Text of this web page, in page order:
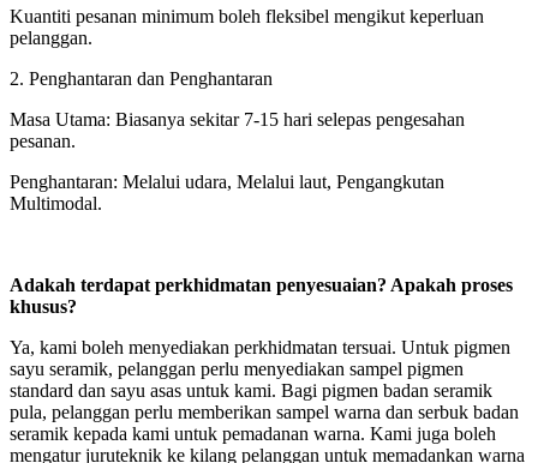
Kuantiti pesanan minimum boleh fleksibel mengikut keperluan
pelanggan.
2. Penghantaran dan Penghantaran
Masa Utama: Biasanya sekitar 7-15 hari selepas pengesahan
pesanan.
Penghantaran: Melalui udara, Melalui laut, Pengangkutan
Multimodal.
Adakah terdapat perkhidmatan penyesuaian? Apakah proses
khusus?
Ya, kami boleh menyediakan perkhidmatan tersuai. Untuk pigmen
sayu seramik, pelanggan perlu menyediakan sampel pigmen
standard dan sayu asas untuk kami. Bagi pigmen badan seramik
pula, pelanggan perlu memberikan sampel warna dan serbuk badan
seramik kepada kami untuk pemadanan warna. Kami juga boleh
mengatur juruteknik ke kilang pelanggan untuk memadankan warna